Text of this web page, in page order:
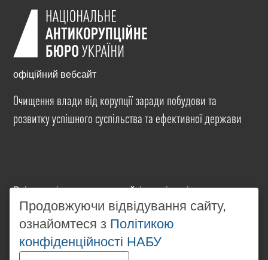
офіційний вебсайт
Очищення влади від корупції заради побудови та
розвитку успішного суспільства та ефективної держави
Всі матеріали на цьому сайті розміщені на умовах
ліцензіїCreative Commons Attribution-NonCommercial-
NoDerivatives 4.0 International. Використання будь-
яких матеріалів, розміщених на сайті, дозволяється
за умови посилання наwww.nabu.gov.ua
незалежності від повного або часткового
Продовжуючи відвідування сайту,
ознайомтеся з Політикою
конфіденційності НАБУ